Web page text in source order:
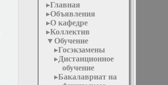
Главная
Объявления
О кафедре
Коллектив
Обучение
Госэкзамены
Дистанционное
обучение
Бакалавриат на